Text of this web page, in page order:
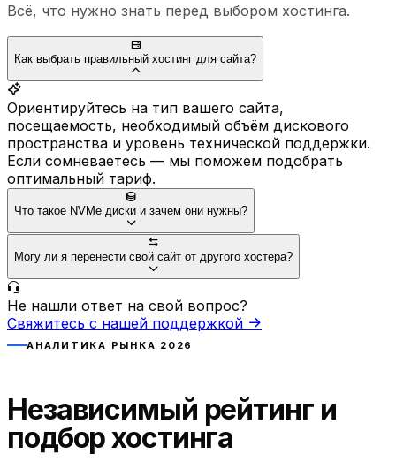
Всё, что нужно знать перед выбором хостинга.
Как выбрать правильный хостинг для сайта?
Ориентируйтесь на тип вашего сайта,
посещаемость, необходимый объём дискового
пространства и уровень технической поддержки.
Если сомневаетесь — мы поможем подобрать
оптимальный тариф.
Что такое NVMe диски и зачем они нужны?
Могу ли я перенести свой сайт от другого хостера?
Не нашли ответ на свой вопрос?
Свяжитесь с нашей поддержкой
АНАЛИТИКА РЫНКА 2026
Независимый рейтинг и
подбор хостинга